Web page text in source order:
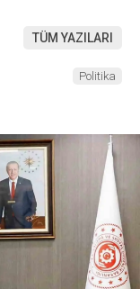
TÜM YAZILARI
Politika